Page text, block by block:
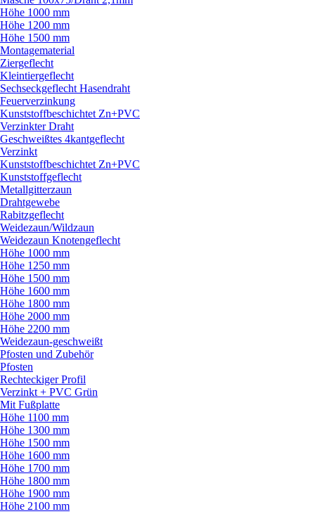
Höhe 1000 mm
Höhe 1200 mm
Höhe 1500 mm
Montagematerial
Ziergeflecht
Kleintiergeflecht
Sechseckgeflecht Hasendraht
Feuerverzinkung
Kunststoffbeschichtet Zn+PVC
Verzinkter Draht
Geschweißtes 4kantgeflecht
Verzinkt
Kunststoffbeschichtet Zn+PVC
Kunststoffgeflecht
Metallgitterzaun
Drahtgewebe
Rabitzgeflecht
Weidezaun/Wildzaun
Weidezaun Knotengeflecht
Höhe 1000 mm
Höhe 1250 mm
Höhe 1500 mm
Höhe 1600 mm
Höhe 1800 mm
Höhe 2000 mm
Höhe 2200 mm
Weidezaun-geschweißt
Pfosten und Zubehör
Pfosten
Rechteckiger Profil
Verzinkt + PVC Grün
Mit Fußplatte
Höhe 1100 mm
Höhe 1300 mm
Höhe 1500 mm
Höhe 1600 mm
Höhe 1700 mm
Höhe 1800 mm
Höhe 1900 mm
Höhe 2100 mm